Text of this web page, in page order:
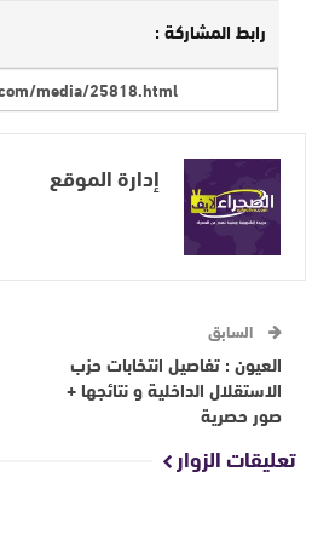
رابط المشاركة :
إدارة الموقع
السابق
العيون : تفاصيل انتخابات حزب
الاستقلال الداخلية و نتائجها +
صور حصرية
تعليقات الزوار